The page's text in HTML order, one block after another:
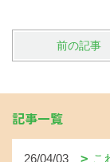
前の記事
記事一覧
26/04/03
こ